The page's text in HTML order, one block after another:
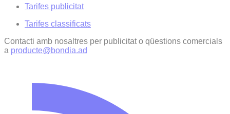
Tarifes publicitat
Tarifes classificats
Contacti amb nosaltres per publicitat o qüestions comercials
a producte@bondia.ad